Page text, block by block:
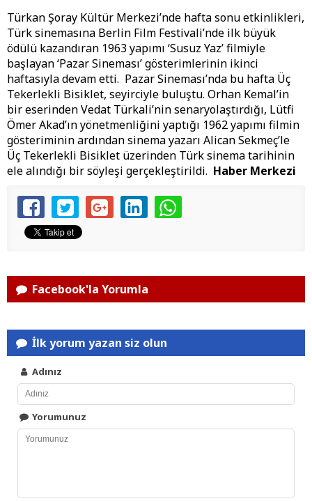
Türkan Şoray Kültür Merkezi’nde hafta sonu etkinlikleri,
Türk sinemasına Berlin Film Festivali’nde ilk büyük
ödülü kazandıran 1963 yapımı ‘Susuz Yaz’ filmiyle
başlayan ‘Pazar Sineması’ gösterimlerinin ikinci
haftasıyla devam etti. Pazar Sineması’nda bu hafta Üç
Tekerlekli Bisiklet, seyirciyle buluştu. Orhan Kemal’in
bir eserinden Vedat Türkali’nin senaryolaştırdığı, Lütfi
Ömer Akad’ın yönetmenliğini yaptığı 1962 yapımı filmin
gösteriminin ardından sinema yazarı Alican Sekmeç’le
Üç Tekerlekli Bisiklet üzerinden Türk sinema tarihinin
ele alındığı bir söyleşi gerçekleştirildi. Haber Merkezi
Facebook'la Yorumla
İlk yorum yazan siz olun
Adınız
Yorumunuz